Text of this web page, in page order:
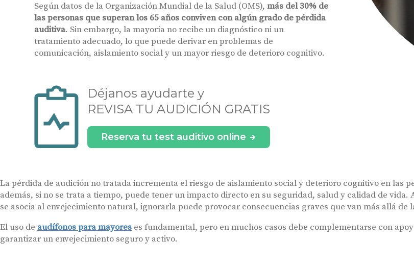
Según datos de la Organización Mundial de la Salud (OMS),más del 30% de
las personas que superan los 65 años conviven con algún grado de pérdida
auditiva. Sin embargo, la mayoría no recibe un diagnóstico ni un
tratamiento adecuado, lo que puede derivar en problemas de
comunicación, aislamiento social y un mayor riesgo de deterioro cognitivo.
Déjanos ayudarte y
REVISA TU AUDICIÓN GRATIS
Reserva tu test auditivo online
La pérdida de audición no tratada incrementa el riesgo de aislamiento social y deterioro cognitivo en las
además, si no se trata a tiempo, puede tener un impacto directo en su seguridad, salud y calidad de vida.
se asocia al envejecimiento natural, ignorarla puede provocar consecuencias graves que van más allá de
El uso de audífonos para mayores es fundamental, pero en muchos casos debe complementarse con
garantizar un envejecimiento seguro y activo.